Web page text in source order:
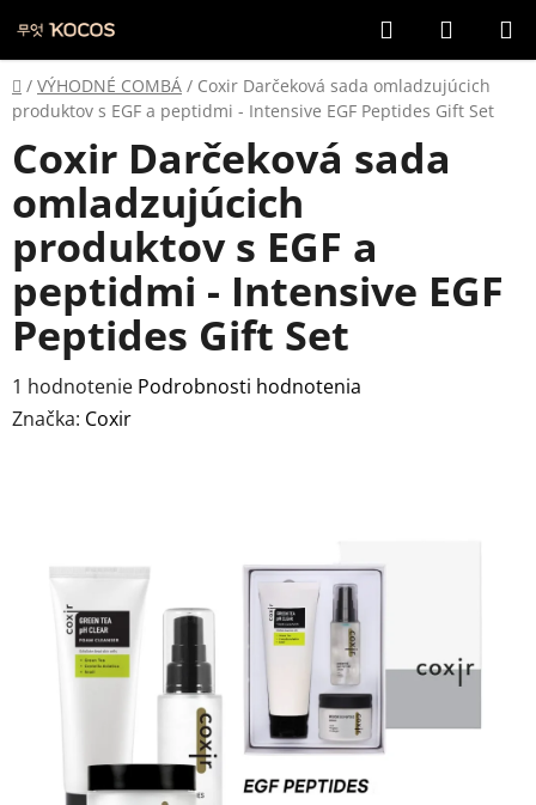
na
obsah
Hľadať
KOŠÍK
Domov
/ VÝHODNÉ COMBÁ / Coxir Darčeková sada omladzujúcich
produktov s EGF a peptidmi - Intensive EGF Peptides Gift Set
Coxir Darčeková sada
omladzujúcich
produktov s EGF a
peptidmi - Intensive EGF
Peptides Gift Set
Priemerné
hodnotenie
hviezdičiek.
1 hodnotenie Podrobnosti hodnotenia
Značka: Coxir